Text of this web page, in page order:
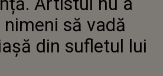
nimeni să vadă
din sufletul lui